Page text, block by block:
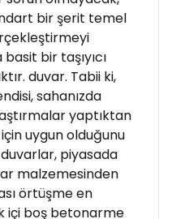
bir şerit temel
bir taşıyıcı
duvar. Tabii ki,
sahanızda
yaptıktan
uygun olduğunu
duvarlar, piyasada
malzemesinden
örtüşme en
içi boş betonarme